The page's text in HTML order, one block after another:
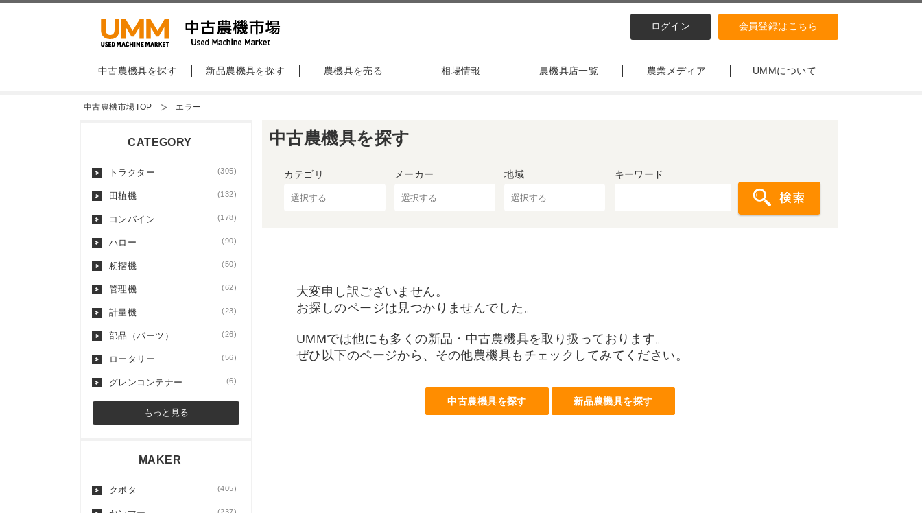
ログイン 会員登録はこちら
中古農機具を探す 新品農機具を探す 農機具を売る 相場情報 農機具店一覧 農業メディア UMMについて
中古農機市場TOP エラー
中古農機具を探す
カテゴリ メーカー 地域 キーワード
大変申し訳ございません。
お探しのページは見つかりませんでした。
UMMでは他にも多くの新品・中古農機具を取り扱っております。
ぜひ以下のページから、その他農機具もチェックしてみてください。
中古農機具を探す 新品農機具を探す
CATEGORY
トラクター (305)
田植機 (132)
コンバイン (178)
ハロー (90)
籾摺機 (50)
管理機 (62)
計量機 (23)
部品（パーツ） (26)
ロータリー (56)
グレンコンテナー (6)
もっと見る
MAKER
クボタ (405)